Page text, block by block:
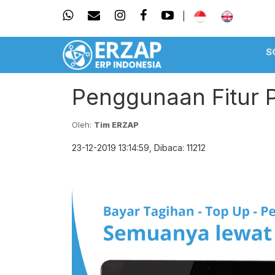
Penggunaan Fitur
Oleh: Tim ERZAP
23-12-2019 13:14:59, Dibaca: 11212